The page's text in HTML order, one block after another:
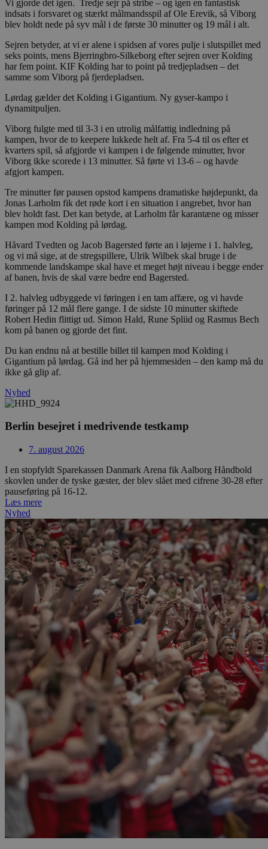
Vi gjorde det igen. Tredje sejr på stribe – og igen en fantastisk
indsats i forsvaret og stærkt målmandsspil af Ole Erevik, så Viborg
blev holdt nede på syv mål i de første 30 minutter og 19 mål i alt.
Sejren betyder, at vi er alene i spidsen af vores pulje i slutspillet med
seks points, mens Bjerringbro-Silkeborg efter sejren over Kolding
har fem point. KIF Kolding har to point på tredjepladsen – det
samme som Viborg på fjerdepladsen.
Lørdag gælder det Kolding i Gigantium. Ny gyser-kampo i
dynamitpuljen.
Viborg fulgte med til 3-3 i en utrolig målfattig indledning på
kampen, hvor de to keepere lukkede helt af. Fra 5-4 til os efter et
kvarters spil, så afgjorde vi kampen i de følgende minutter, hvor
Viborg ikke scorede i 13 minutter. Så førte vi 13-6 – og havde
afgjort kampen.
Tre minutter før pausen opstod kampens dramatiske højdepunkt, da
Jonas Larholm fik det røde kort i en situation i angrebet, hvor han
blev holdt fast. Det kan betyde, at Larholm får karantæne og misser
kampen mod Kolding på lørdag.
Håvard Tvedten og Jacob Bagersted førte an i løjerne i 1. halvleg,
og vi må sige, at de stregspillere, Ulrik Wilbek skal bruge i de
kommende landskampe skal have et meget højt niveau i begge ender
af banen, hvis de skal være bedre end Bagersted.
I 2. halvleg udbyggede vi føringen i en tam affære, og vi havde
føringer på 12 mål flere gange. I de sidste 10 minutter skiftede
Robert Hedin flittigt ud. Simon Hald, Rune Spliid og Rasmus Bech
kom på banen og gjorde det fint.
Du kan endnu nå at bestille billet til kampen mod Kolding i
Gigantium på lørdag. Gå ind her på hjemmesiden – den kamp må du
ikke gå glip af.
Nyhed
Berlin besejret i medrivende testkamp
7. august 2026
I en stopfyldt Sparekassen Danmark Arena fik Aalborg Håndbold
skovlen under de tyske gæster, der blev slået med cifrene 30-28 efter
pauseføring på 16-12.
Læs mere
Nyhed